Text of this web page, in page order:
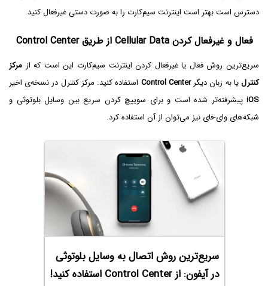
دسترس است بهتر است اینترنت سیم‌کارت را به صورت دستی غیرفعال کنید.
فعال و غیرفعال کردن Cellular Data از طریق Control Center
سریع‌ترین روش فعال یا غیرفعال کردن اینترنت سیم‌کارت این است که از مرکز
کنترلیا به زبان دیگرControl Center استفاده کنید. مرکز کنترل در نسخه‌ی اخیر
iOS پیشرفته‌تر شده است و برای سوییچ کردن سریع بین وسایل بلوتوثی و
شبکه‌های وای-فای نیز می‌توان از آن استفاده کرد.
سریع‌ترین روش اتصال به وسایل بلوتوثی
در آیفون: از Control Center استفاده کنید!